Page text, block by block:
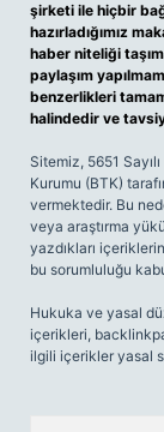
şirketi ile hiçbir
hazırladığımız
haber niteliği
paylaşım
benzerlikleri
halindedir ve
Sitemiz, 5651
Kurumu (BTK)
vermektedir. Bu
veya araştırma
yazdıkları
bu sorumluluğu
Hukuka ve yasal
içerikleri,
ilgili içerikler yasal